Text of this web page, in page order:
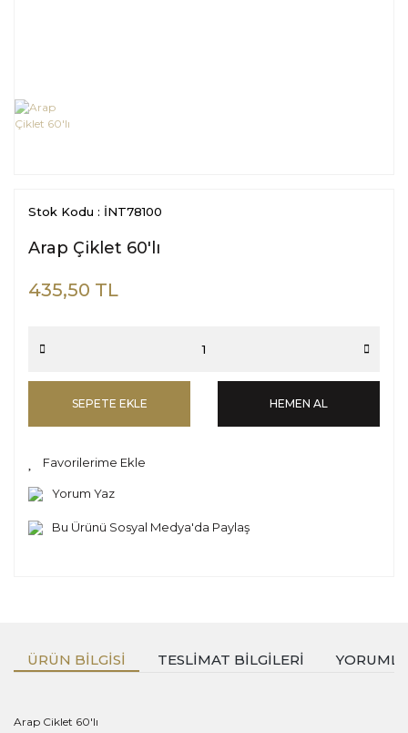
Stok Kodu : İNT78100
Arap Çiklet 60'lı
435,50 TL
SEPETE EKLE HEMEN AL
Yorum Yaz
Bu Ürünü Sosyal Medya'da Paylaş
ÜRÜN BILGISI TESLIMAT BILGILERI
Arap Ciklet 60'lı